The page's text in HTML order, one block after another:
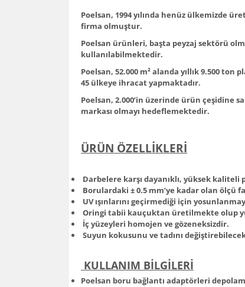
Poelsan, 1994 yılında henüz ülkemizde
firma olmuştur.
Poelsan ürünleri, başta peyzaj sektörü
kullanılabilmektedir.
Poelsan, 52.000 m² alanda yıllık 9.500
45 ülkeye ihracat yapmaktadır.
Poelsan, 2.000’in üzerinde ürün
markası olmayı hedeflemektedir.
ÜRÜN ÖZELLİKLERİ
Darbelere karşı dayanıklı, yüksek
Borulardaki ± 0.5 mm’ye kadar olan ölçü
UV ışınlarını geçirmediği için
Oringi tabii kauçuktan üretilmekte olup
İç yüzeyleri homojen ve gözeneksizdir.
Suyun kokusunu ve tadını
KULLANIM BİLGİLERİ
Poelsan boru bağlantı adaptörleri